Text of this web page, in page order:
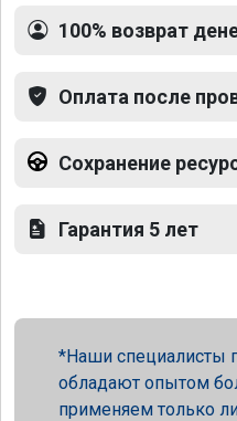
100% возврат
Оплата после
Сохранение
Гарантия 5 лет
Наши специалисты
обладают опытом
применяем только